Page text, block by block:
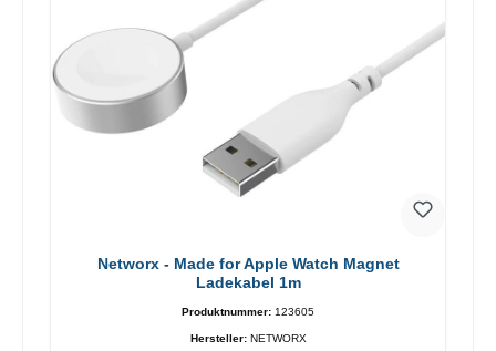
Networx - Made for Apple Watch Magnet
Ladekabel 1m
Produktnummer: 123605
Hersteller: NETWORX